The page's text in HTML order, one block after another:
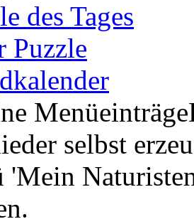
des Tages
Puzzle
Menüeinträge
selbst
'Mein